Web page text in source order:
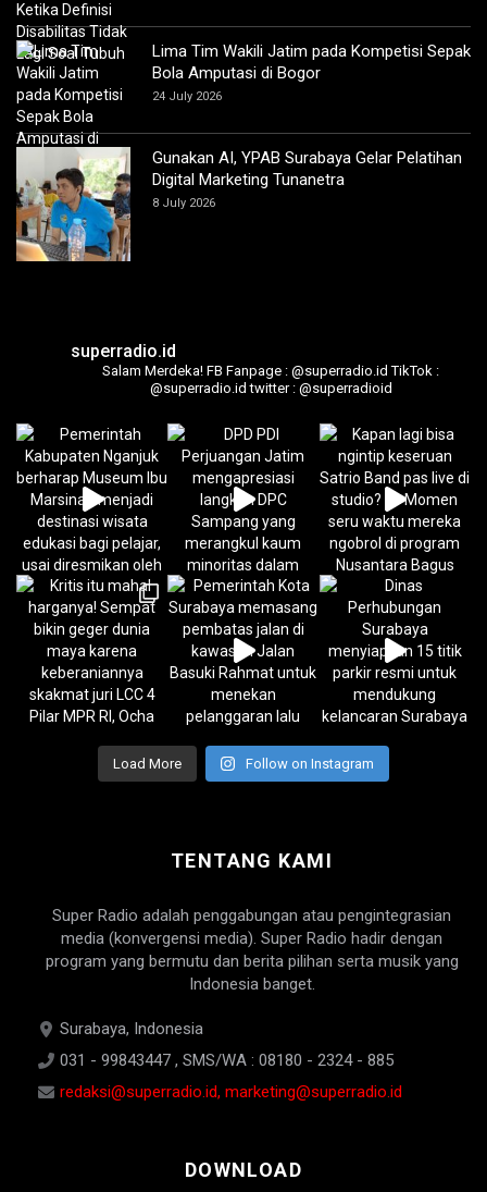
Lima Tim Wakili Jatim pada Kompetisi Sepak
Bola Amputasi di Bogor
24 July 2026
Gunakan AI, YPAB Surabaya Gelar Pelatihan
Digital Marketing Tunanetra
8 July 2026
superradio.id
Salam Merdeka! FB Fanpage : @superradio.id TikTok :
@superradio.id twitter : @superradioid
Load More Follow on Instagram
TENTANG KAMI
Super Radio adalah penggabungan atau pengintegrasian
media (konvergensi media). Super Radio hadir dengan
program yang bermutu dan berita pilihan serta musik yang
Indonesia banget.
Surabaya, Indonesia
031 - 99843447 , SMS/WA : 08180 - 2324 - 885
redaksi@superradio.id, marketing@superradio.id
DOWNLOAD